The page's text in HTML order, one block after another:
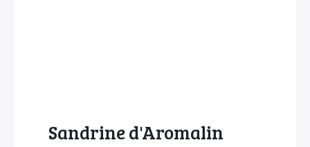
Sandrine d'Aromalin